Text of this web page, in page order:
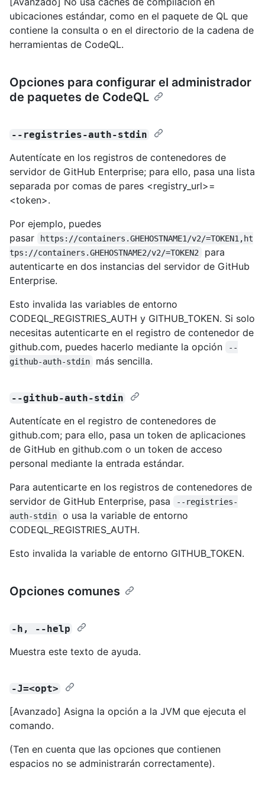
ubicaciones estándar, como en el paquete de QL que
contiene la consulta o en el directorio de la cadena de
herramientas de CodeQL.
Opciones para configurar el administrador
de paquetes de CodeQL
--registries-auth-stdin
Autentícate en los registros de contenedores de
servidor de GitHub Enterprise; para ello, pasa una lista
separada por comas de pares <registry_url>=
<token>.
Por ejemplo, puedes
pasar
https://containers.GHEHOSTNAME1/v2/=TOKEN1,ht
tps://containers.GHEHOSTNAME2/v2/=TOKEN2
para
autenticarte en dos instancias del servidor de GitHub
Enterprise.
Esto invalida las variables de entorno
CODEQL_REGISTRIES_AUTH y GITHUB_TOKEN. Si solo
necesitas autenticarte en el registro de contenedor de
github.com, puedes hacerlo mediante la opción
--
github-auth-stdin
más sencilla.
--github-auth-stdin
Autentícate en el registro de contenedores de
github.com; para ello, pasa un token de aplicaciones
de GitHub en github.com o un token de acceso
personal mediante la entrada estándar.
Para autenticarte en los registros de contenedores de
servidor de GitHub Enterprise, pasa
--registries-
auth-stdin
o usa la variable de entorno
CODEQL_REGISTRIES_AUTH.
Esto invalida la variable de entorno GITHUB_TOKEN.
Opciones comunes
-h, --help
Muestra este texto de ayuda.
-J=<opt>
[Avanzado] Asigna la opción a la JVM que ejecuta el
comando.
(Ten en cuenta que las opciones que contienen
espacios no se administrarán correctamente).